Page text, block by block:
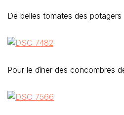
De belles tomates des potagers
Pour le dîner des concombres